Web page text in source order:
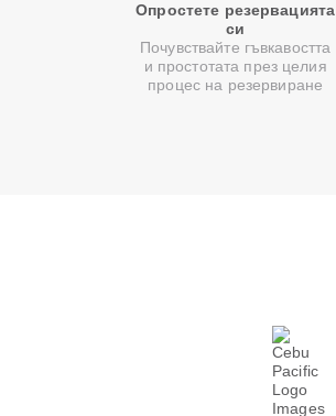
Опростете резервацията
си
Почувствайте гъвкавостта
и простотата през целия
процес на резервиране